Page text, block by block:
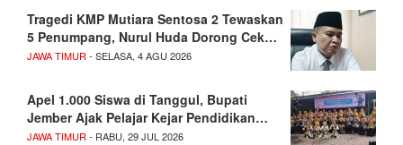
Tragedi KMP Mutiara Sentosa 2 Tewaskan
5 Penumpang, Nurul Huda Dorong Cek…
JAWA TIMUR - SELASA, 4 AGU 2026
Apel 1.000 Siswa di Tanggul, Bupati
Jember Ajak Pelajar Kejar Pendidikan…
JAWA TIMUR - RABU, 29 JUL 2026